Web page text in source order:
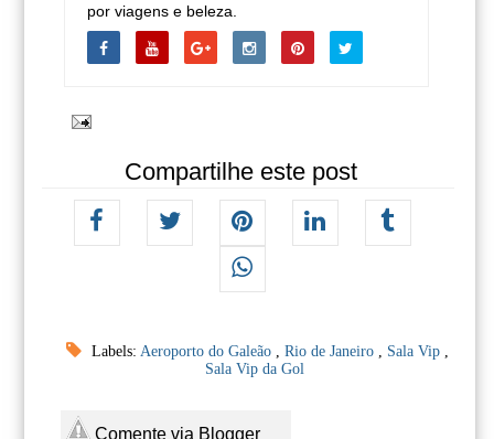
por viagens e beleza.
Compartilhe este post
Labels: Aeroporto do Galeão , Rio de Janeiro , Sala Vip ,
Sala Vip da Gol
Comente via Blogger